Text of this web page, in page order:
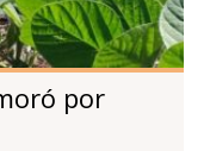
por